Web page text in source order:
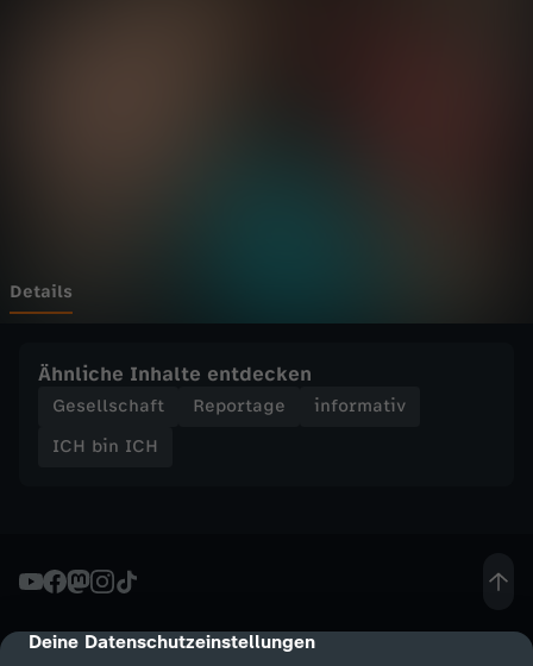
cmp-dialog-description
Deine Datenschutzeinstellungen
r
u
d
e
Details
Ähnliche Inhalte entdecken
Gesellschaft Reportage
informativ
ICH bin ICH